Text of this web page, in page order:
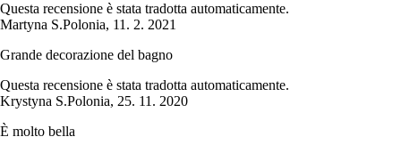
Questa recensione è stata tradotta automaticamente.
Martyna S.Polonia, 11. 2. 2021
Grande decorazione del bagno
Questa recensione è stata tradotta automaticamente.
Krystyna S.Polonia, 25. 11. 2020
È molto bella